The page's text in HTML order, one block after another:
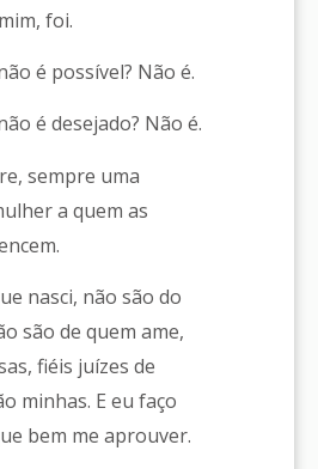
foi.
é possível? Não é.
é desejado? Não é.
sempre uma
a quem as
nasci, não são do
são de quem ame,
fiéis juízes de
minhas. E eu faço
bem me aprouver.